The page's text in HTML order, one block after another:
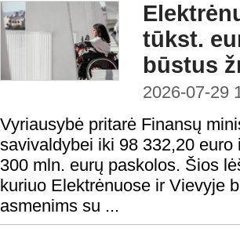
tūkst.
būstus
2026-07-29
Vyriausybė pritarė Finansų
savivaldybei iki 98 332,20
300 mln. eurų paskolos. Šios
kuriuo Elektrėnuose ir Vievyje
asmenims su ...